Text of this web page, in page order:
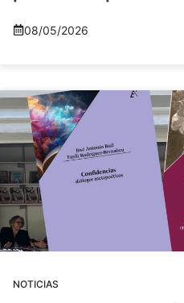
08/05/2026
NOTICIAS